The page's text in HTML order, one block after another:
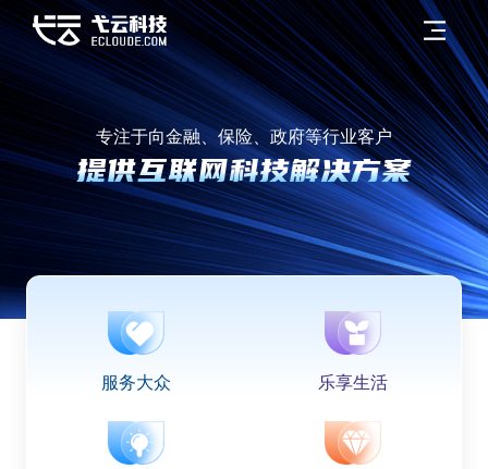
专注于向金融、保险、政府等行业客户
提供互联网科技解决方案
服务大众 乐享生活